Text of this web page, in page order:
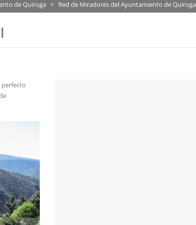
de Quiroga > Red de Miradores del Ayuntamiento de Quiroga
perfecto